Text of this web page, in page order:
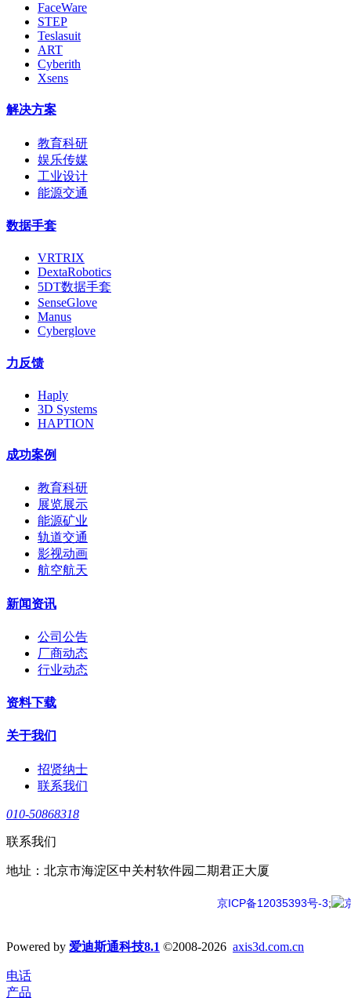
FaceWare
STEP
Teslasuit
ART
Cyberith
Xsens
解决方案
教育科研
娱乐传媒
工业设计
能源交通
数据手套
VRTRIX
DextaRobotics
5DT数据手套
SenseGlove
Manus
Cyberglove
力反馈
Haply
3D Systems
HAPTION
成功案例
教育科研
展览展示
能源矿业
轨道交通
影视动画
航空航天
新闻资讯
公司公告
厂商动态
行业动态
资料下载
关于我们
招贤纳士
联系我们
010-50868318
联系我们
地址：北京市海淀区中关村软件园二期君正大厦
京ICP备12035393号-3;
Powered by 爱迪斯通科技8.1 ©2008-2026 axis3d.com.cn
电话
产品